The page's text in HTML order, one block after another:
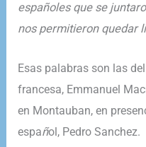
españoles que se
nos permitieron quedar
Esas palabras son las
francesa, Emmanuel
en Montauban, en
español, Pedro Sanchez.